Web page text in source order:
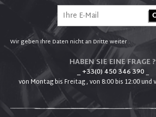
Wir geben Ihre Daten nicht an Dritte weiter .
HABEN SIE EINE FRAGE ?
_ +33(0) 450 346 390_
von Montag bis Freitag , von 8:00 bis 12:00 und